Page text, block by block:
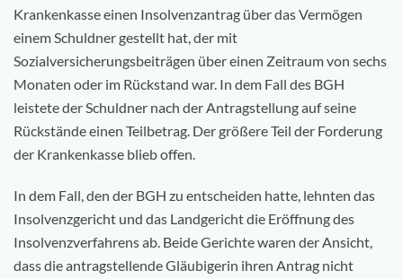
Krankenkasse einen Insolvenzantrag über das Vermögen
einem Schuldner gestellt hat, der mit
Sozialversicherungsbeiträgen über einen Zeitraum von sechs
Monaten oder im Rückstand war. In dem Fall des BGH
leistete der Schuldner nach der Antragstellung auf seine
Rückstände einen Teilbetrag. Der größere Teil der Forderung
der Krankenkasse blieb offen.
In dem Fall, den der BGH zu entscheiden hatte, lehnten das
Insolvenzgericht und das Landgericht die Eröffnung des
Insolvenzverfahrens ab. Beide Gerichte waren der Ansicht,
dass die antragstellende Gläubigerin ihren Antrag nicht